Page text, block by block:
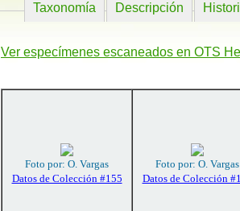
Taxonomía Descripción
Ver especímenes escaneados en OTS
Foto por: O. Vargas
Datos de Colección #155
Foto por: O. Vargas
Datos de Colección